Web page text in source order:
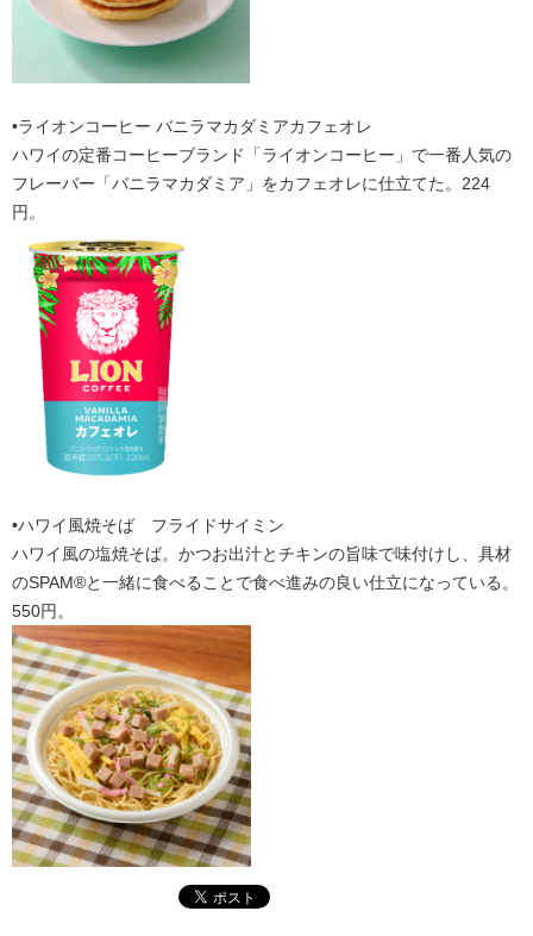
•ライオンコーヒー バニラマカダミアカフェオレ
ハワイの定番コーヒーブランド「ライオンコーヒー」で一番人気の
フレーバー「バニラマカダミア」をカフェオレに仕立てた。224
円。
•ハワイ風焼そば フライドサイミン
ハワイ風の塩焼そば。かつお出汁とチキンの旨味で味付けし、具材
のSPAM®と一緒に食べることで食べ進みの良い仕立になっている。
550円。